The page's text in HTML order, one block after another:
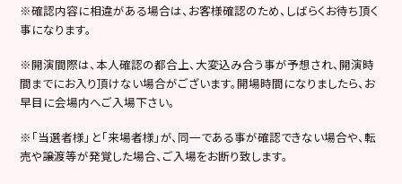
※確認内容に相違がある場合は、お客様確認のため、しばらくお待ち頂く
事になります。
※開演間際は、本人確認の都合上、大変込み合う事が予想され、開演時
間までにお入り頂けない場合がございます。開場時間になりましたら、お
早目に会場内へご入場下さい。
※「当選者様」と「来場者様」が、同一である事が確認できない場合や、転
売や譲渡等が発覚した場合、ご入場をお断り致します。